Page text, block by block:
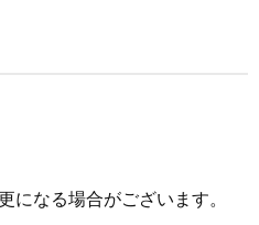
になる場合がございます。